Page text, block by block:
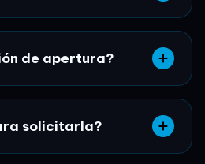
de apertura?
solicitarla?